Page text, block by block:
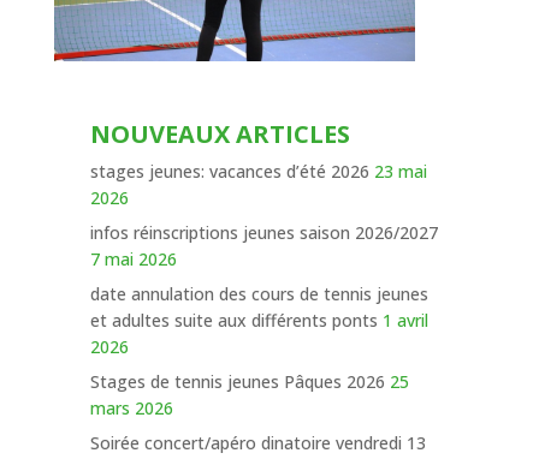
NOUVEAUX ARTICLES
stages jeunes: vacances d’été 2026 23 mai
2026
infos réinscriptions jeunes saison 2026/2027
7 mai 2026
date annulation des cours de tennis jeunes
et adultes suite aux différents ponts 1 avril
2026
Stages de tennis jeunes Pâques 2026 25
mars 2026
Soirée concert/apéro dinatoire vendredi 13